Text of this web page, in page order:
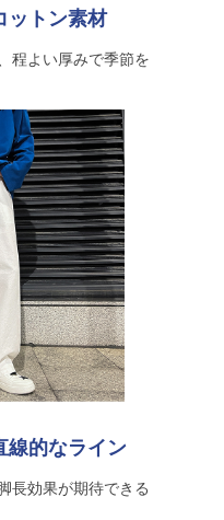
ットン素材
程よい厚みで季節を
線的なライン
長効果が期待できる